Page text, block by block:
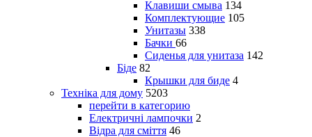
Клавиши смыва 134
Комплектующие 105
Унитазы 338
Бачки 66
Сиденья для унитаза 142
Біде 82
Крышки для биде 4
Техніка для дому 5203
перейти в категорию
Електричні лампочки 2
Відра для сміття 46